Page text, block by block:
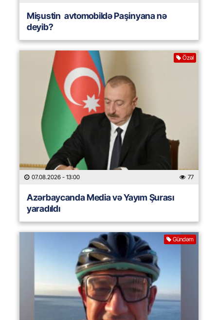
Mişustin avtomobildə Paşinyana nə
deyib?
Özəl
07.08.2026 - 13:00 77
Azərbaycanda Media və Yayım Şurası
yaradıldı
Gündəm